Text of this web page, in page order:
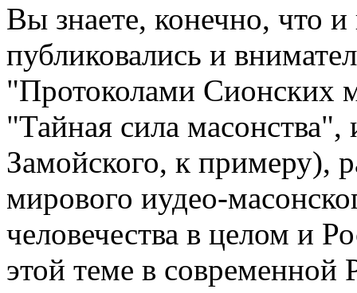
Вы знаете, конечно, что
публиковались и
"Протоколами Сионских
"Тайная сила
Замойского, к примеру),
мирового иудео-
человечества в целом и
этой теме в современной